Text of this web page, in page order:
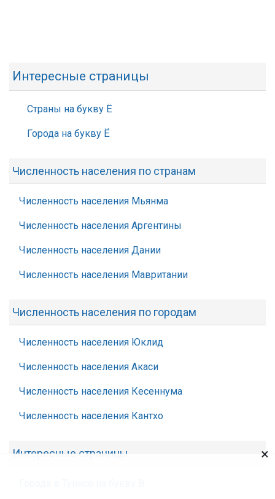
Интересные страницы
Страны на букву Ё
Города на букву Ё
Численность населения по странам
Численность населения Мьянма
Численность населения Аргентины
Численность населения Дании
Численность населения Мавритании
Численность населения по городам
Численность населения Юклид
Численность населения Акаси
Численность населения Кесеннума
Численность населения Кантхо
Интересные страницы ×